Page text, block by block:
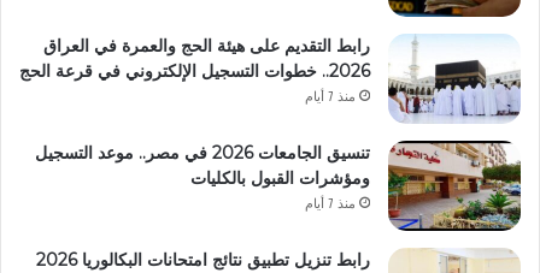
رابط التقديم على هيئة الحج والعمرة في العراق
2026.. خطوات التسجيل الإلكتروني في قرعة الحج
منذ 7 أيام
تنسيق الجامعات 2026 في مصر.. موعد التسجيل
ومؤشرات القبول بالكليات
منذ 7 أيام
رابط تنزيل تطبيق نتائج امتحانات البكالوريا 2026